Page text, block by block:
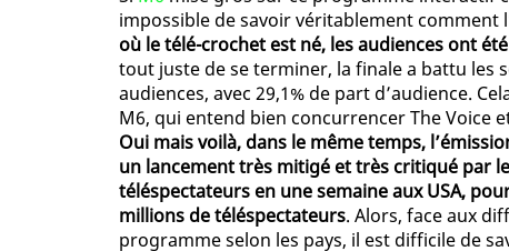
impossible de savoir véritablement comment
où le télé-crochet est né, les audiences ont
tout juste de se terminer, la finale a battu les
audiences, avec 29,1% de part d’audience.
M6, qui entend bien concurrencer The Voice
Oui mais voilà, dans le même temps,
un lancement très mitigé et très critiqué par
téléspectateurs en une semaine aux USA,
millions de téléspectateurs. Alors, face aux
programme selon les pays, il est difficile de